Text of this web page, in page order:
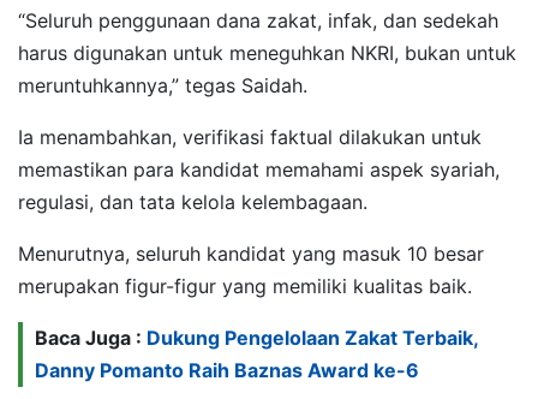
“Seluruh penggunaan dana zakat, infak, dan sedekah
harus digunakan untuk meneguhkan NKRI, bukan untuk
meruntuhkannya,” tegas Saidah.
Ia menambahkan, verifikasi faktual dilakukan untuk
memastikan para kandidat memahami aspek syariah,
regulasi, dan tata kelola kelembagaan.
Menurutnya, seluruh kandidat yang masuk 10 besar
merupakan figur-figur yang memiliki kualitas baik.
Baca Juga : Dukung Pengelolaan Zakat Terbaik,
Danny Pomanto Raih Baznas Award ke-6